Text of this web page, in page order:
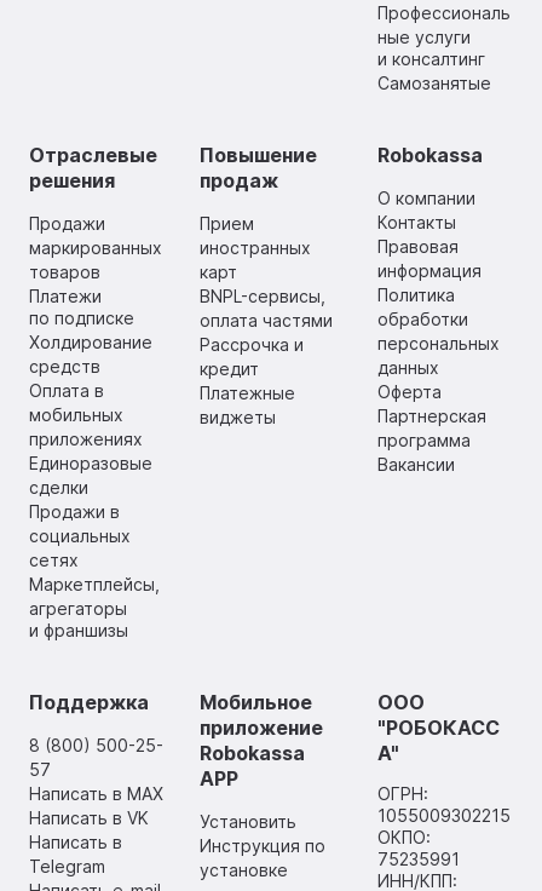
Профессиональ
ные услуги
и консалтинг
Самозанятые
Отраслевые
решения
Продажи
маркированных
товаров
Платежи
по подписке
Холдирование
средств
Оплата в
мобильных
приложениях
Единоразовые
сделки
Продажи в
социальных
сетях
Маркетплейсы,
агрегаторы
и франшизы
Повышение
продаж
Прием
иностранных
карт
BNPL-сервисы,
оплата частями
Рассрочка и
кредит
Платежные
виджеты
Robokassa
О компании
Контакты
Правовая
информация
Политика
обработки
персональных
данных
Оферта
Партнерская
программа
Вакансии
Поддержка
8 (800) 500-25-
57
Написать в MAX
Написать в VK
Написать в
Telegram
Мобильное
приложение
Robokassa
APP
Установить
Инструкция по
установке
ООО
"РОБОКАСС
А"
ОГРН:
1055009302215
ОКПО:
75235991
ИНН/КПП: